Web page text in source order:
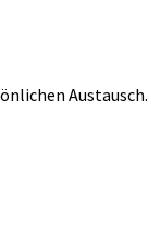
Austausch.